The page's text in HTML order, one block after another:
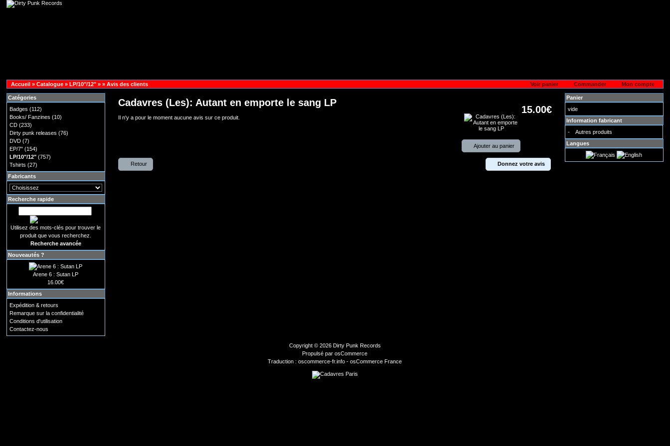
Accueil »Catalogue »LP/10"/12" »»Avis des clients Voir panier Commander Mon compte
15.00€
Cadavres (Les): Autant en emporte le sang LP
Ajouter au panier
Il n'y a pour le moment aucune avis sur ce produit.
Donnez votre avis
Retour
Catégories
Badges (112)
Books/ Fanzines (10)
CD (233)
Dirty punk releases (76)
DVD (7)
EP/7" (154)
LP/10"/12" (757)
Tshirts (27)
Fabricants
Recherche rapide
Utilisez des mots-clés pour trouver le
produit que vous recherchez.
Recherche avancée
Nouveautés ?
Arene 6 : Sutan LP
16.00€
Informations
Expédition & retours
Remarque sur la confidentialité
Conditions d'utilisation
Contactez-nous
Panier
vide
Information fabricant
-
Autres produits
Langues
Copyright © 2026 Dirty Punk Records
Propulsé parosCommerce
Traduction : oscommerce-fr.info -osCommerce France